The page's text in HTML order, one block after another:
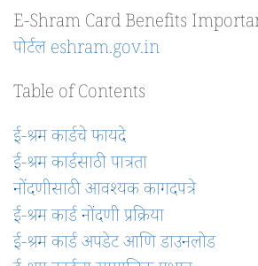
E-Shram Card Benefits
पोर्टल eshram.gov.in
Table of Contents
ई-श्रम कार्डचे फायदे
ई-श्रम कार्डसाठी पात्रता
नोंदणीसाठी आवश्यक कागदपत्रे
ई-श्रम कार्ड नोंदणी प्रक्रिया
ई-श्रम कार्ड अपडेट आणि डाउनलोड